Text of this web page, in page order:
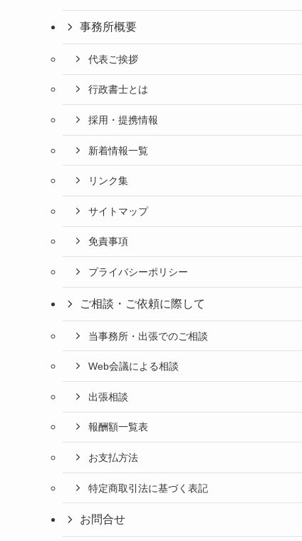
事務所概要
代表ご挨拶
行政書士とは
採用・提携情報
新着情報一覧
リンク集
サイトマップ
免責事項
プライバシーポリシー
ご相談・ご依頼に際して
当事務所・出張でのご相談
Web会議による相談
出張相談
報酬額一覧表
お支払方法
特定商取引法に基づく表記
お問合せ